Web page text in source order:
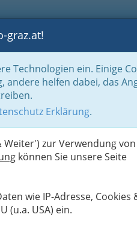
BRANCHEN
graz.at!
Technologien ein. Einige
helfen dabei, das
Erklärung.
zur Verwendung von
können Sie unsere Seite
wie IP-Adresse, Cookies
(u.a. USA) ein.
Steinmetze in Graz und Graz Umgebung